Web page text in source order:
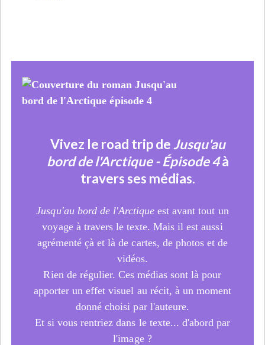
Vivez le road trip de Jusqu'au
bord de l'Arctique - Épisode 4à
travers ses médias.
Jusqu'au bord de l'Arctique est avant tout un
voyage à travers le texte. Mais il est aussi
agrémenté çà et là de cartes, de photos et de
vidéos.
Rien de régulier. Ces médias sont là pour
apporter un effet visuel au récit, à un moment
donné choisi par l'auteure.
Et si vous rentriez dans le texte... d'abord par
l'image ?